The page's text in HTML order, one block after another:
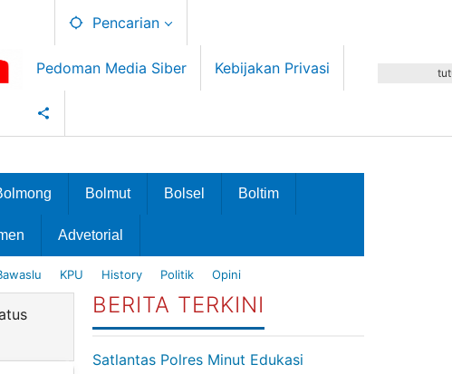
Pencarian
Pedoman Media Siber Kebijakan Privasi
Bolmut Bolsel Boltim
Advetorial
KPU History Politik Opini
BERITA TERKINI
Satlantas Polres Minut Edukasi